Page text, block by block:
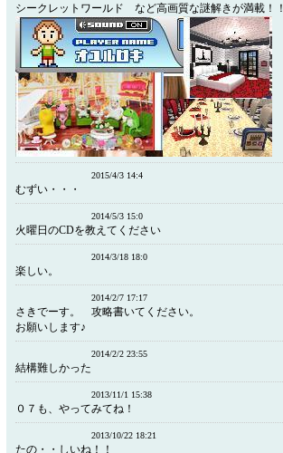
シークレットワールド など高画質な謎解きが満載！！
2015/4/3 14:4
むずい・・・
2014/5/3 15:0
火曜日のCDを教えてください
2014/3/18 18:0
楽しい。
2014/2/7 17:17
さきでーす。 攻略書いてください。
お願いします♪
2014/2/2 23:55
結構難しかった
2013/11/1 15:38
０７も、やってみてね！
2013/10/22 18:21
たの・・しいね！！